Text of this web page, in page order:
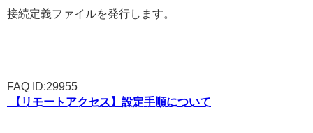
接続定義ファイルを発行します。
FAQ ID:29955
【リモートアクセス】設定手順について